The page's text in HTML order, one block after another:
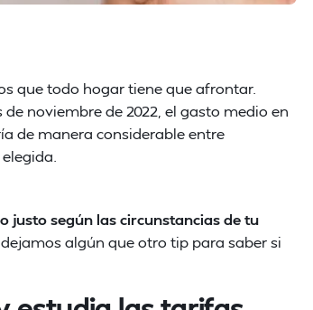
que todo hogar tiene que afrontar.
de noviembre de 2022, el gasto medio en
de manera considerable entre
justo según las circunstancias de tu
dejamos algún que otro tip para saber si